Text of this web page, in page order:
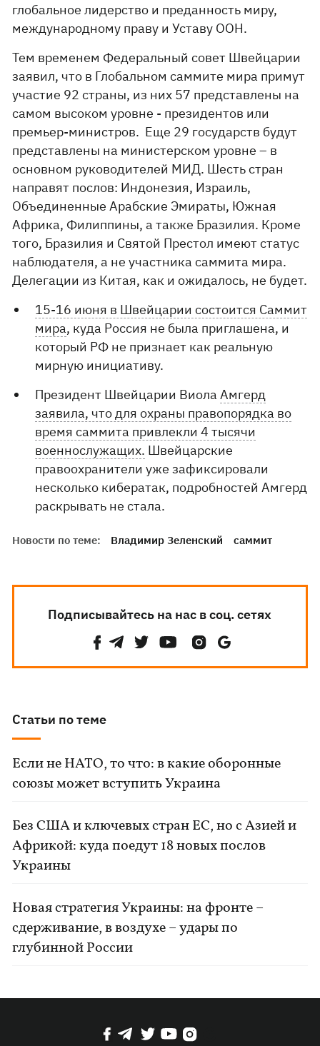
глобальное лидерство и преданность миру,
международному праву и Уставу ООН.
Тем временем Федеральный совет Швейцарии
заявил, что в Глобальном саммите мира примут
участие 92 страны, из них 57 представлены на
самом высоком уровне - президентов или
премьер-министров. Еще 29 государств будут
представлены на министерском уровне – в
основном руководителей МИД. Шесть стран
направят послов: Индонезия, Израиль,
Объединенные Арабские Эмираты, Южная
Африка, Филиппины, а также Бразилия. Кроме
того, Бразилия и Святой Престол имеют статус
наблюдателя, а не участника саммита мира.
Делегации из Китая, как и ожидалось, не будет.
15-16 июня в Швейцарии состоится Саммит
мира, куда Россия не была приглашена, и
который РФ не признает как реальную
мирную инициативу.
Президент Швейцарии ВиолаАмгерд
заявила, что для охраны правопорядка во
время саммита привлекли 4 тысячи
военнослужащих. Швейцарские
правоохранители уже зафиксировали
несколько кибератак, подробностей Амгерд
раскрывать не стала.
Новости по теме: Владимир Зеленский саммит
Подписывайтесь на нас в соц. сетях
Статьи по теме
Если не НАТО, то что: в какие оборонные
союзы может вступить Украина
Без США и ключевых стран ЕС, но с Азией и
Африкой: куда поедут 18 новых послов
Украины
Новая стратегия Украины: на фронте –
сдерживание, в воздухе – удары по
глубинной России